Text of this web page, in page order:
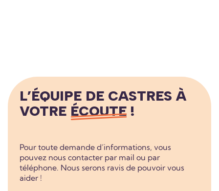
L’ÉQUIPE DE CASTRES À
VOTRE ÉCOUTE !
Pour toute demande d’informations, vous
pouvez nous contacter par mail ou par
téléphone. Nous serons ravis de pouvoir vous
aider !